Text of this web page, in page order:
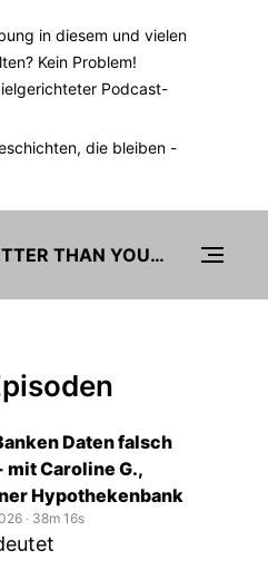
in diesem und vielen
Kein Problem!
Podcast-
die bleiben -
MY DATA IS BETTER THAN YOURS
Daten falsch
mit Caroline G.,
Hypothekenbank
‧ 38m 16s